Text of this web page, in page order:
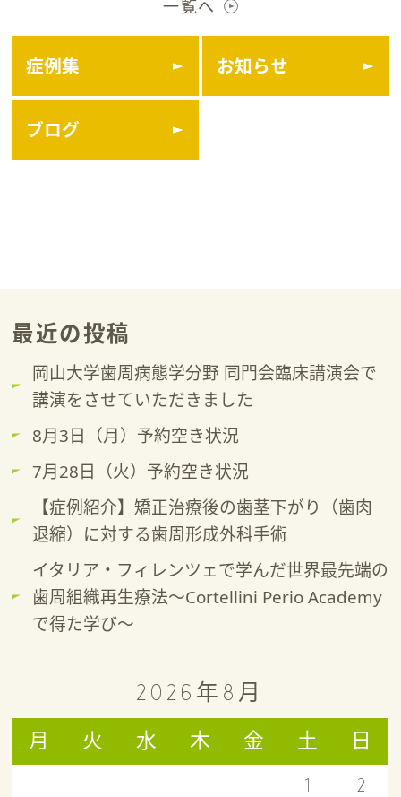
一覧へ
症例集 お知らせ
ブログ
最近の投稿
岡山大学歯周病態学分野 同門会臨床講演会で
講演をさせていただきました
8月3日（月）予約空き状況
7月28日（火）予約空き状況
【症例紹介】矯正治療後の歯茎下がり（歯肉
退縮）に対する歯周形成外科手術
イタリア・フィレンツェで学んだ世界最先端の
歯周組織再生療法～Cortellini Perio Academy
で得た学び～
2026年8月
月 火 水 木 金 土 日
1
2